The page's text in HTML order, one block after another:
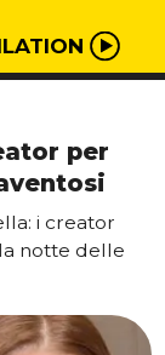
per
i creator
notte delle